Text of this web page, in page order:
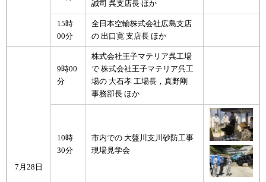
誠司 呉支店長 ほか
15時
00分
全日本空輸株式会社広島支店
の 出口寛 支店長 ほか
7月28日
9時00
分
株式会社王子マテリア呉工場
で 株式会社王子マテリア呉工
場の 大石孝 工場長，真野剛
事務部長 ほか
10時
30分
市内での 大盤川支川砂防工事
現場見学会